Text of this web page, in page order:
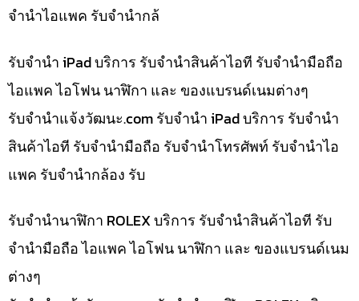
จำนำไอแพค รับจำนำกล้
รับจำนำ iPad บริการ รับจำนำสินค้าไอที รับจำนำมือถือ
ไอแพค ไอโฟน นาฬิกา และ ของแบรนด์เนมต่างๆ
รับจํานําแจ้งวัฒนะ.com รับจำนำ iPad บริการ รับจำนำ
สินค้าไอที รับจำนำมือถือ รับจำนำโทรศัพท์ รับจำนำไอ
แพค รับจำนำกล้อง รับ
รับจำนำนาฬิกา ROLEX บริการ รับจำนำสินค้าไอที รับ
จำนำมือถือ ไอแพค ไอโฟน นาฬิกา และ ของแบรนด์เนม
ต่างๆ